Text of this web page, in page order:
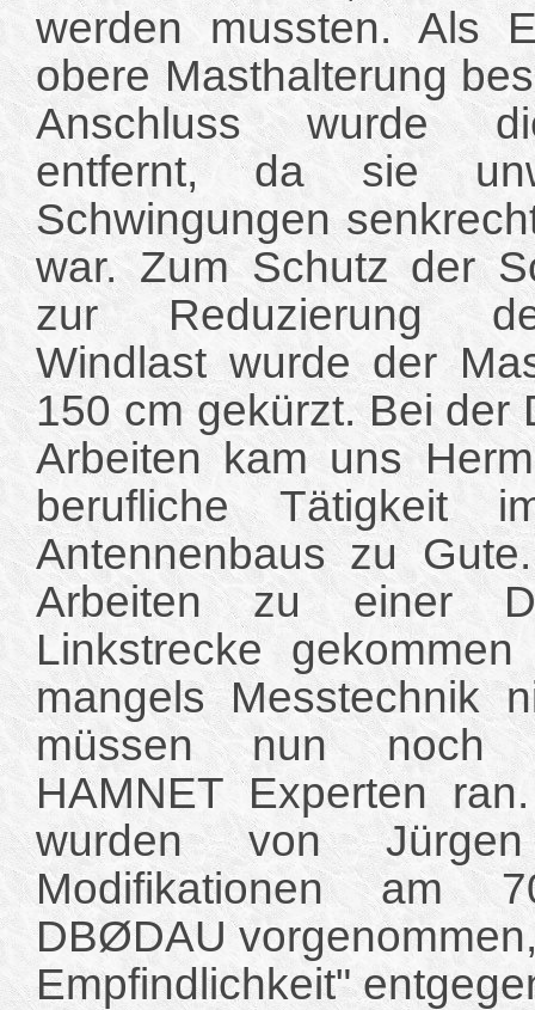
werden mussten. Als
obere Masthalterung
Anschluss wurde
entfernt, da sie
Schwingungen
war. Zum Schutz der
zur Reduzierung
Windlast wurde der
150 cm gekürzt. Bei der
Arbeiten kam uns
berufliche Tätigkeit
Antennenbaus zu
Arbeiten zu einer
Linkstrecke
mangels Messtechnik
müssen nun noch
HAMNET Experten
wurden von
Modifikationen am
DBØDAU
Empfindlichkeit"